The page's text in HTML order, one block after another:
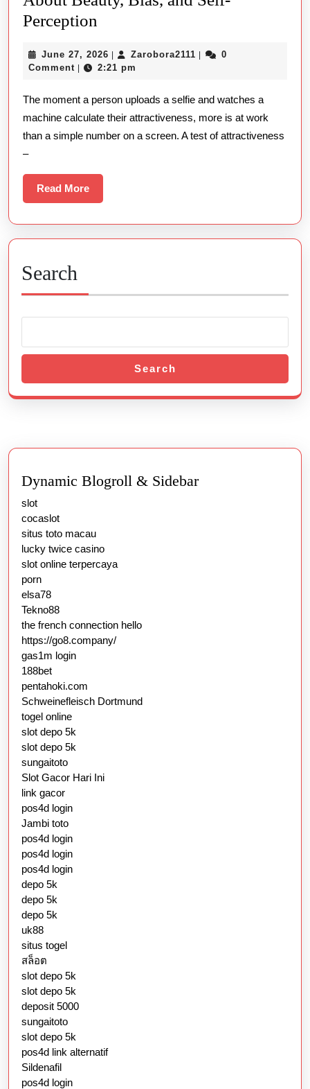
Perception
Test
Attractiveness
Reveals
About
and
Self-
June 27, 2026 June
27,
| Zarobora2111 Zarobora2111
|
0
Comment | 2:21 pm
The moment a person uploads a selfie and watches a
machine calculate their attractiveness, more is at work
than a simple number on a screen. A test of attractiveness
–
Read MoreRead
More
Search
Search
Dynamic Blogroll & Sidebar
slot
cocaslot
situs toto macau
lucky twice casino
slot online terpercaya
porn
elsa78
Tekno88
the french connection hello
https://go8.company/
gas1m login
188bet
pentahoki.com
Schweinefleisch Dortmund
togel online
slot depo 5k
slot depo 5k
sungaitoto
Slot Gacor Hari Ini
link gacor
pos4d login
Jambi toto
pos4d login
pos4d login
pos4d login
depo 5k
depo 5k
depo 5k
uk88
situs togel
สล็อต
slot depo 5k
slot depo 5k
deposit 5000
sungaitoto
slot depo 5k
pos4d link alternatif
Sildenafil
pos4d login